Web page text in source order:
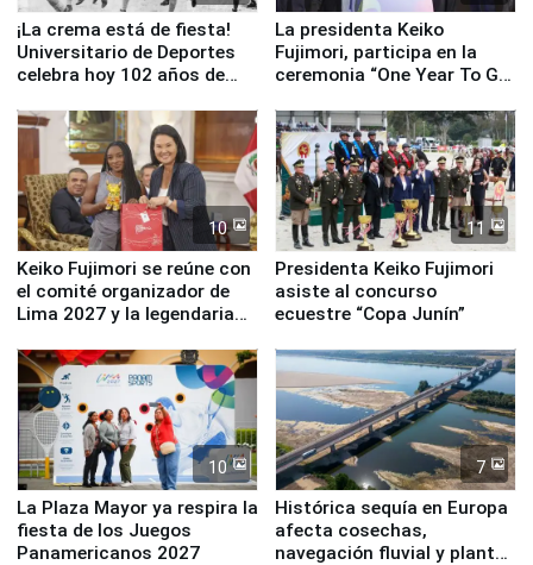
¡La crema está de fiesta!
Universitario de Deportes
celebra hoy 102 años de
La presidenta Keiko
Fujimori, participa en la
ceremonia “One Year To Go
10
Keiko Fujimori se reúne con
el comité organizador de
Lima 2027 y la legendaria
11
Presidenta Keiko Fujimori
asiste al concurso
ecuestre “Copa Junín”
10
La Plaza Mayor ya respira la
fiesta de los Juegos
Panamericanos 2027
7
Histórica sequía en Europa
afecta cosechas,
navegación fluvial y plantas